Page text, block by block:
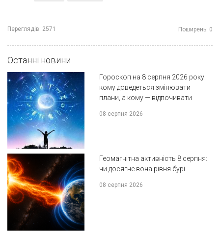
Переглядів: 2571 Поширень: 0
Останні новини
Гороскоп на 8 серпня 2026 року:
кому доведеться змінювати
плани, а кому — відпочивати
08 серпня 2026
Геомагнітна активність 8 серпня:
чи досягне вона рівня бурі
08 серпня 2026